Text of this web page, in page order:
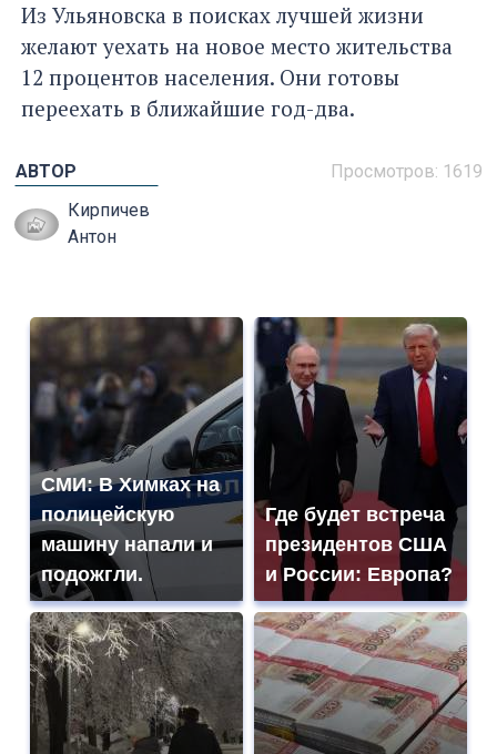
Из Ульяновска в поисках лучшей жизни
желают уехать на новое место жительства
12 процентов населения. Они готовы
переехать в ближайшие год-два.
Просмотров: 1619
АВТОР
Кирпичев
Антон
СМИ: В Химках на
полицейскую
машину напали и
подожгли.
Где будет встреча
президентов США
и России: Европа?